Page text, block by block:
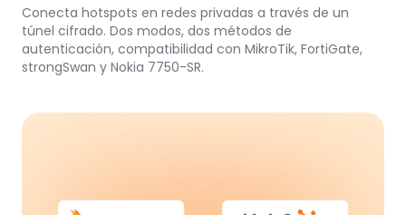
Conecta hotspots en redes privadas a través de un
túnel cifrado. Dos modos, dos métodos de
autenticación, compatibilidad con MikroTik, FortiGate,
strongSwan y Nokia 7750-SR.